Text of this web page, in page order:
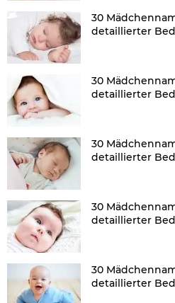
30
detaillierter
30
detaillierter
30
detaillierter
30
detaillierter
30
detaillierter